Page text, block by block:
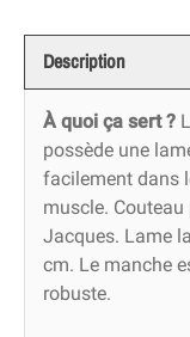
Description
À quoi ça sert ?
possède une
facilement dans
muscle.
Jacques. Lame
cm. Le manche
robuste.